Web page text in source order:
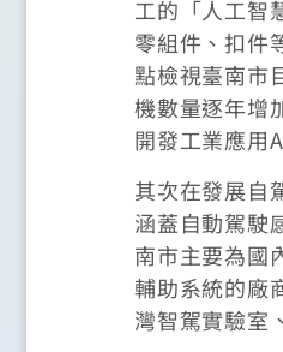
工的「人工智
零組件、扣件
點檢視臺南市
機數量逐年增
開發工業應用
其次在發展自
涵蓋自動駕駛
南市主要為國
輔助系統的廠
灣智駕實驗室